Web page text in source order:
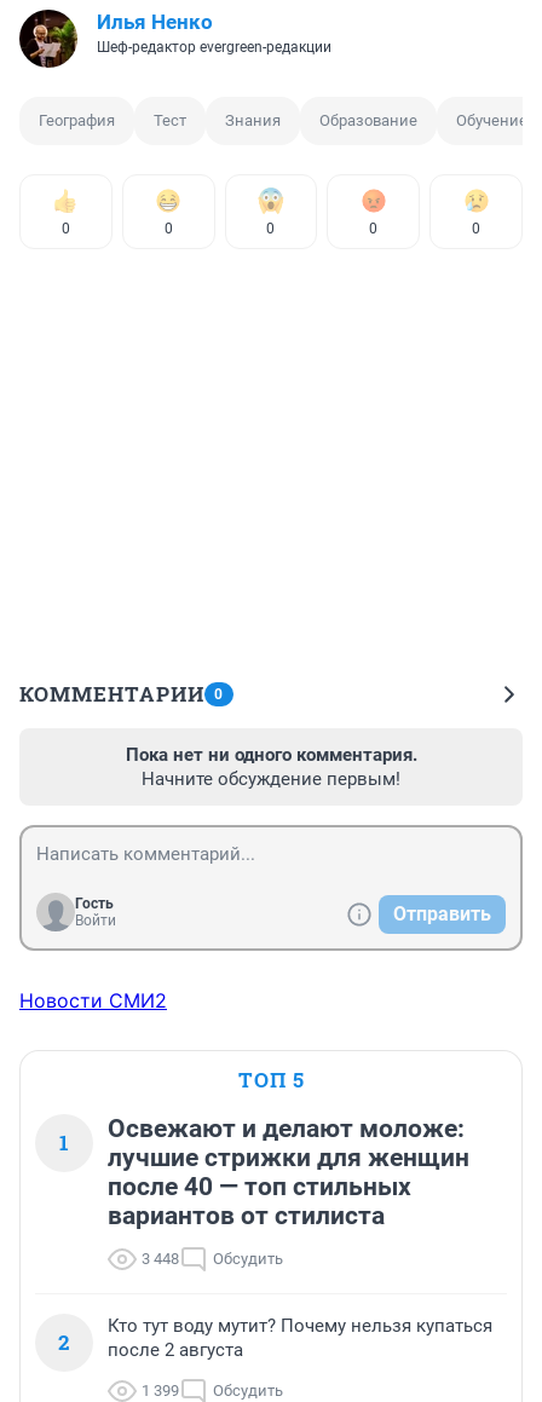
Илья Ненко
Шеф-редактор evergreen-редакции
География Тест Знания Образование Обучение
0 0 0 0 0
КОММЕНТАРИИ 0
Пока нет ни одного комментария.
Начните обсуждение первым!
Гость
Войти
Отправить
Новости СМИ2
ТОП 5
1
Освежают и делают моложе:
лучшие стрижки для женщин
после 40 — топ стильных
вариантов от стилиста
3 448 Обсудить
2
Кто тут воду мутит? Почему нельзя купаться
после 2 августа
1 399 Обсудить